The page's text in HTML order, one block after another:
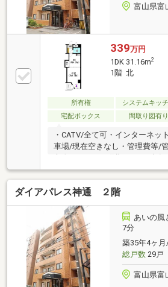
富山県富
339万円
1DK 31.16m2
1階 北
所有権 システムキッ
宅配ボックス
間取り図有り
・CATV/全て可・インターネッ
車場/現在空きなし・管理費等/
渡/相談・取引条件有効期限/
ダイアパレス神通 ２階
あいの風
7分
築35年4ヶ
総戸数29戸
富山県富